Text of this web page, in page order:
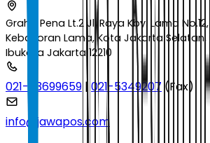
Graha Pena Lt.2 Jl. Raya Kby. Lama
Kebayoran Lama, Kota Jakarta Selatan,
Ibukota Jakarta 12210
021-53699659 |021-5349207 (Fax)
info@jawapos.com